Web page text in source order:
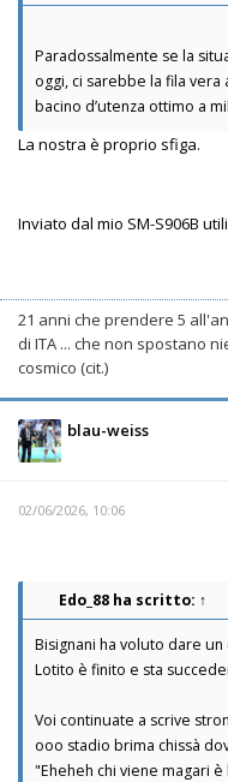
Paradossalmente se la
oggi, ci sarebbe la fila
bacino d’utenza ottimo a
La nostra è proprio sfiga.
Inviato dal mio SM-S906B
21 anni che prendere 5
di ITA ... che non spostano
cosmico (cit.)
blau-weiss
02/06/2026, 10:06
Edo_88 ha scritto: ↑
Bisignani ha voluto dare
Lotito è finito e sta
Voi continuate a scrive
ooo stadio brima chissà
"Eheheh chi viene magari